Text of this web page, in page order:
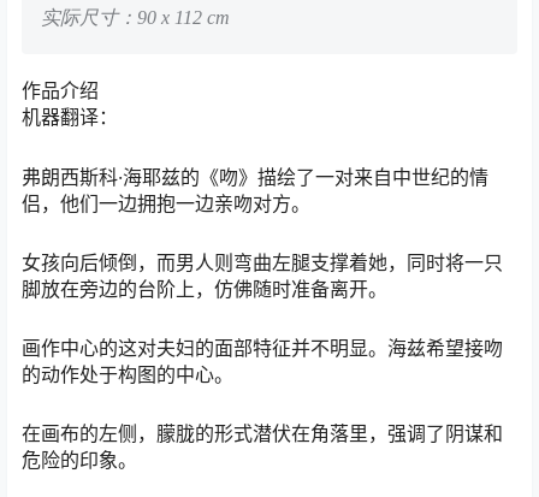
实际尺寸：90 x 112 cm
作品介绍
机器翻译：
弗朗西斯科·海耶兹的《吻》描绘了一对来自中世纪的情
侣，他们一边拥抱一边亲吻对方。
女孩向后倾倒，而男人则弯曲左腿支撑着她，同时将一只
脚放在旁边的台阶上，仿佛随时准备离开。
画作中心的这对夫妇的面部特征并不明显。海兹希望接吻
的动作处于构图的中心。
在画布的左侧，朦胧的形式潜伏在角落里，强调了阴谋和
危险的印象。